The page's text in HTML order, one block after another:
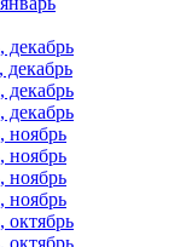
декабрь
декабрь
декабрь
ноябрь
ноябрь
ноябрь
ноябрь
октябрь
октябрь